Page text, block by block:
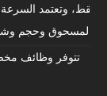
وتعتمد السرعة
تتوفر وظائف